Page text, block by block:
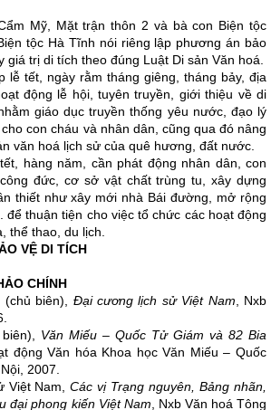
Mỹ, Mặt trận thôn 2 và bà con Biện tộc
tộc Hà Tĩnh nói riêng lập phương án bảo
giá trị di tích theo đúng Luật Di sản Văn hoá.
lễ tết, ngày rằm tháng giêng, tháng bảy, địa
động lễ hội, tuyên truyền, giới thiệu về di
giáo dục truyền thống yêu nước, đạo lý
con cháu và nhân dân, cũng qua đó nâng
văn hoá lịch sử của quê hương, đất nước.
hàng năm, cần phát động nhân dân, con
đức, cơ sở vật chất trùng tu, xây dựng
thiết như xây mới nhà Bái đường, mở rộng
để thuận tiện cho việc tổ chức các hoạt động
thể thao, du lịch.
VỆ DI TÍCH
CHÍNH
biên), Đại cương lịch sử Việt Nam , Nxb
Văn Miếu – Quốc Tử Giám và 82 Bia
động Văn hóa Khoa học Văn Miếu – Quốc
2007.
Việt Nam,Các vị Trạng nguyên, Bảng nhãn,
đại phong kiến Việt Nam , Nxb Văn hoá Tông